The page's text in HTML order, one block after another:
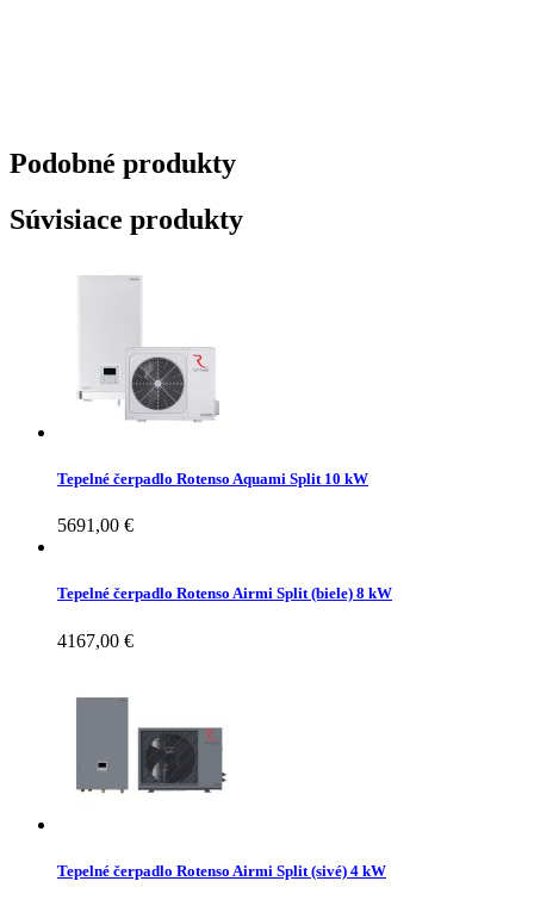
Podobné produkty
Súvisiace produkty
Tepelné čerpadlo Rotenso Aquami Split 10 kW
5691,00 €
Tepelné čerpadlo Rotenso Airmi Split (biele) 8 kW
4167,00 €
Tepelné čerpadlo Rotenso Airmi Split (sivé) 4 kW